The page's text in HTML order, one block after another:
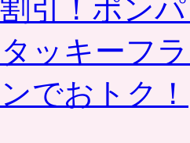
引！ポン
タッキーフ
でおトク！